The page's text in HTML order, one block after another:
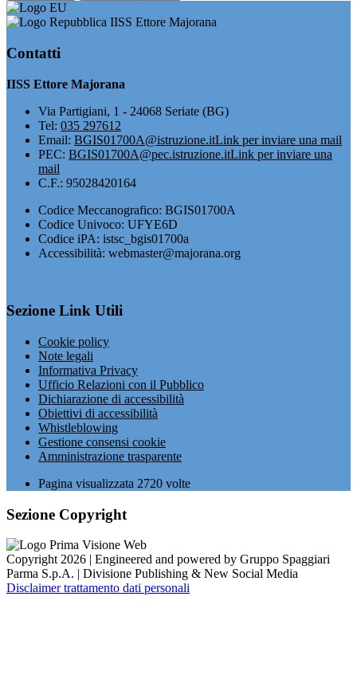
IISS Ettore Majorana
Contatti
IISS Ettore Majorana
Via Partigiani, 1 - 24068 Seriate (BG)
Tel: 035 297612
Email: BGIS01700A@istruzione.itLink per inviare una mail
PEC: BGIS01700A@pec.istruzione.itLink per inviare una
mail
C.F.: 95028420164
Codice Meccanografico: BGIS01700A
Codice Univoco: UFYE6D
Codice iPA: istsc_bgis01700a
Accessibilità: webmaster@majorana.org
Sezione Link Utili
Cookie policy
Note legali
Informativa Privacy
Ufficio Relazioni con il Pubblico
Dichiarazione di accessibilità
Obiettivi di accessibilità
Whistleblowing
Gestione consensi cookie
Amministrazione trasparente
Pagina visualizzata 2720 volte
Sezione Copyright
Copyright 2026 | Engineered and powered by Gruppo Spaggiari
Parma S.p.A. | Divisione Publishing & New Social Media
Disclaimer trattamento dati personali